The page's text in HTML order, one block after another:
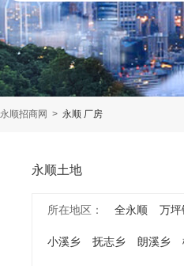
永顺招商网 > 永顺 厂房
永顺土地
所在地区： 全永顺 万坪
小溪乡 抚志乡 朗溪乡